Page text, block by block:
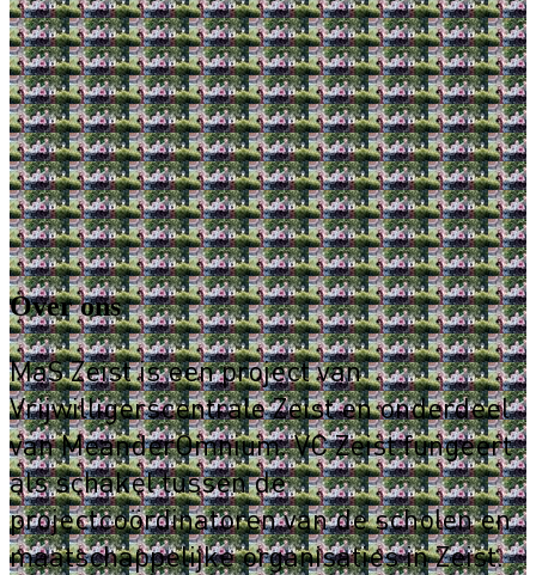
Over ons
MaS Zeist is een project van
Vrijwilligerscentrale Zeist en onderdeel
van MeanderOmnium. VC Zeist fungeert
als schakel tussen de
projectcoördinatoren van de scholen en
maatschappelijke organisaties in Zeist.